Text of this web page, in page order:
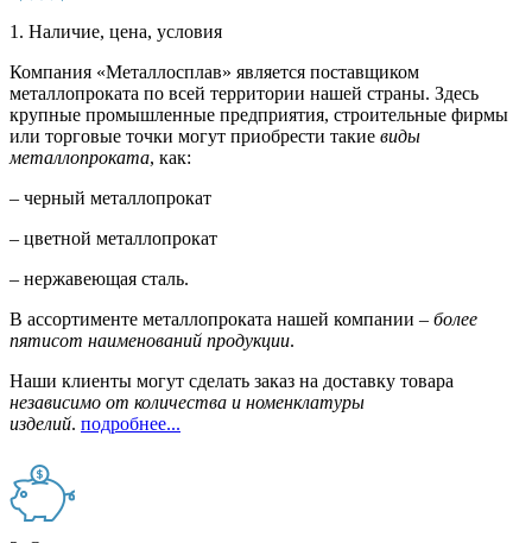
1. Наличие, цена, условия
Компания «Металлосплав» является поставщиком
металлопроката по всей территории нашей страны. Здесь
крупные промышленные предприятия, строительные фирмы
или торговые точки могут приобрести такие виды
металлопроката, как:
– черный металлопрокат
– цветной металлопрокат
– нержавеющая сталь.
В ассортименте металлопроката нашей компании – более
пятисот наименований продукции.
Наши клиенты могут сделать заказ на доставку товара
независимо от количества и номенклатуры
изделий. подробнее...